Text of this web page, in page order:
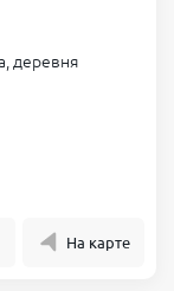
деревня
На карте